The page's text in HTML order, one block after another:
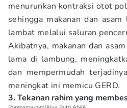
menurunkan kontraksi otot
sehingga makanan dan
lambat melalui saluran
Akibatnya, makanan dan
lama di lambung,
dan mempermudah
meningkat ini memicu GERD.
3. Tekanan rahim yang